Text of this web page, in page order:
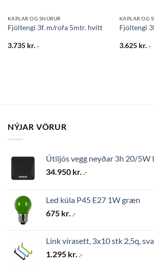
KAPLAR OG SNÚRUR
Fjöltengi 3f. m/rofa 5mtr. hvítt
3.735 kr. .-
KAPLAR OG
Fjöltengi
3.625 kr. .-
NÝJAR VÖRUR
Útiljós vegg neyðar 3h 20/5W
34.950 kr. .-
Led kúla P45 E27 1W græn
675 kr. .-
Link vírasett, 3x10 stk 2,5q,
1.295 kr. .-